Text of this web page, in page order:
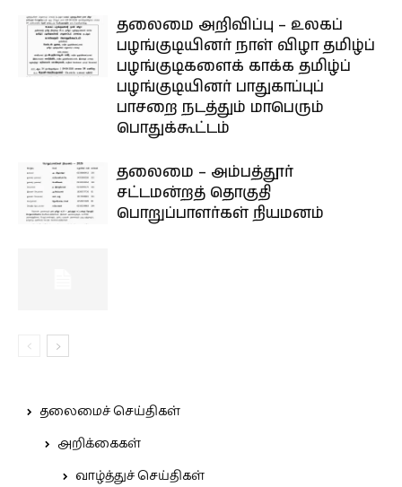
தலைமை அறிவிப்பு – உலகப்
பழங்குடியினர் நாள் விழா தமிழ்ப்
பழங்குடிகளைக் காக்க தமிழ்ப்
பழங்குடியினர் பாதுகாப்புப்
பாசறை நடத்தும் மாபெரும்
பொதுக்கூட்டம்
தலைமை – அம்பத்தூர்
சட்டமன்றத் தொகுதி
பொறுப்பாளர்கள் நியமனம்
தலைமைச் செய்திகள்
அறிக்கைகள்
வாழ்த்துச் செய்திகள்